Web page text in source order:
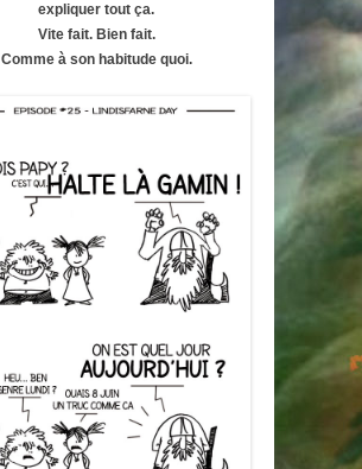
expliquer tout ça.
Vite fait. Bien fait.
Comme à son habitude quoi.